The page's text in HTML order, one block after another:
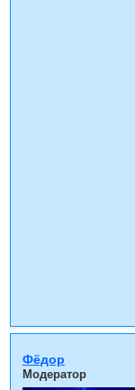
Фёдор
Модератор